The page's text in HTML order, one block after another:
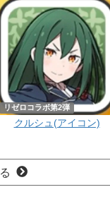
リゼロコラボ第2弾
クルシュ(アイコン)